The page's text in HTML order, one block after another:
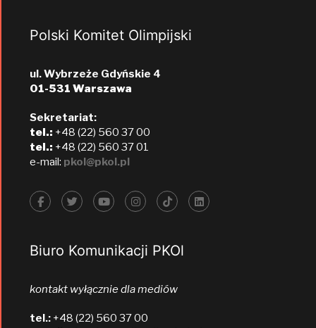
Polski Komitet Olimpijski
ul. Wybrzeże Gdyńskie 4
01-531 Warszawa
Sekretariat:
tel.: +48 (22) 560 37 00
tel.: +48 (22) 560 37 01
e-mail: pkol@pkol.pl
Biuro Komunikacji PKOl
kontakt wyłącznie dla mediów
tel.: +48 (22) 560 37 00